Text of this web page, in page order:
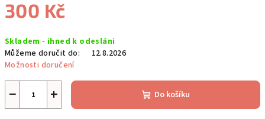
300 Kč
cena:
Skladem - ihned k odesláni
Můžeme doručit do:
12.8.2026
Možnosti doručení
+
− Do košíku